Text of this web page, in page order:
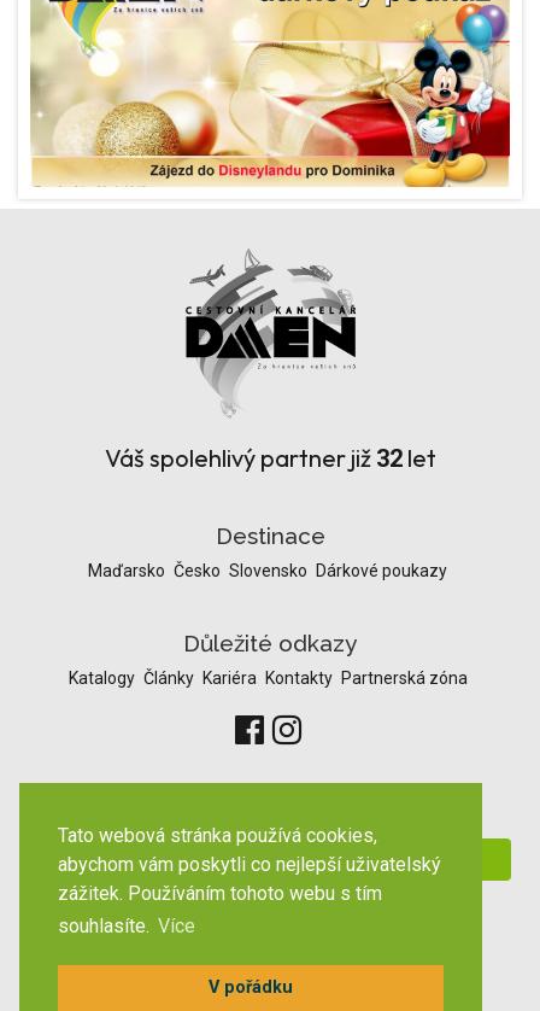
Tato webová stránka používá cookies,
abychom vám poskytli co nejlepší uživatelský
zážitek. Používáním tohoto webu s tím
souhlasíte. Více
V pořádku
Váš spolehlivý partner již 32let
Destinace
Maďarsko Česko Slovensko Dárkové poukazy
Důležité odkazy
Katalogy Články Kariéra Kontakty Partnerská zóna